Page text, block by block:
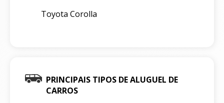
Toyota Corolla
PRINCIPAIS TIPOS DE ALUGUEL DE
CARROS